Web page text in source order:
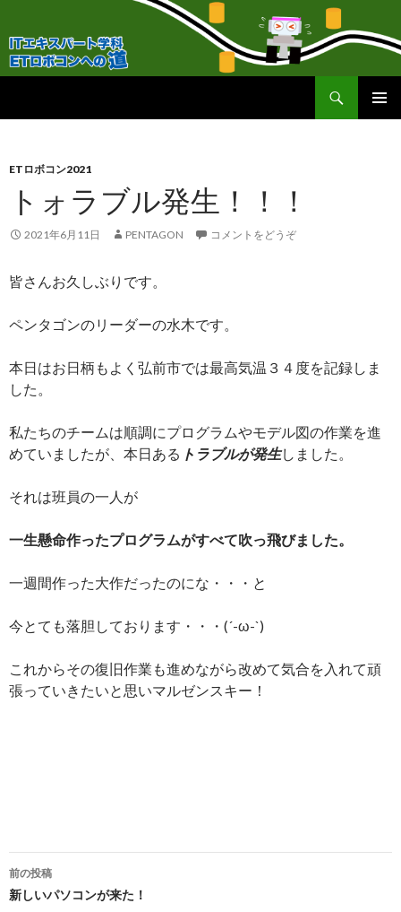
ン
ツ
移
ETロボコン2021
トォラブル発生！！！
2021年6月11日 PENTAGON コメントをどうぞ
皆さんお久しぶりです。
ペンタゴンのリーダーの水木です。
本日はお日柄もよく弘前市では最高気温３４度を記録しま
した。
私たちのチームは順調にプログラムやモデル図の作業を進
めていましたが、本日ある トラブルが発生しました。
それは班員の一人が
一生懸命作ったプログラムがすべて吹っ飛びました。
一週間作った大作だったのにな・・・と
今とても落胆しております・・・(´-ω-`)
これからその復旧作業も進めながら改めて気合を入れて頑
張っていきたいと思いマルゼンスキー！
投
稿
前の投稿
新しいパソコンが来た！